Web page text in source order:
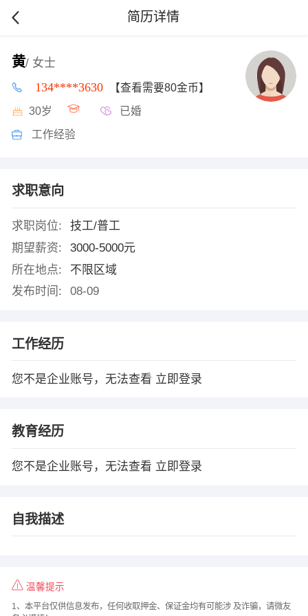
简历详情
黄/ 女士
134****3630 【查看需要80金币】
30岁 已婚
工作经验
求职意向
求职岗位:
技工/普工
期望薪资:
3000-5000元
所在地点:
不限区域
发布时间:
08-09
工作经历
您不是企业账号，无法查看 立即登录
教育经历
您不是企业账号，无法查看 立即登录
自我描述
温馨提示
1、本平台仅供信息发布，任何收取押金、保证金均有可能涉 及诈骗，请微友